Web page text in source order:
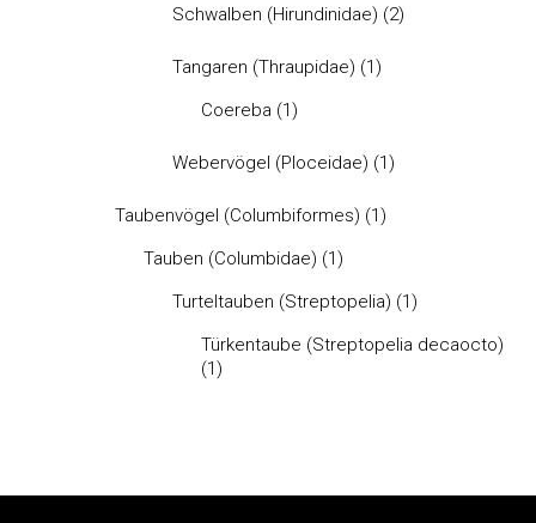
Schwalben (Hirundinidae) (2)
Tangaren (Thraupidae) (1)
Coereba (1)
Webervögel (Ploceidae) (1)
Taubenvögel (Columbiformes) (1)
Tauben (Columbidae) (1)
Turteltauben (Streptopelia) (1)
Türkentaube (Streptopelia decaocto)
(1)